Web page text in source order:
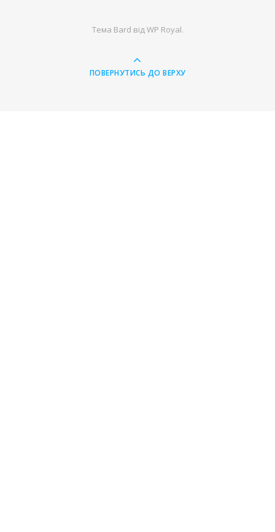
Тема Bard відWP Royal.
ПОВЕРНУТИСЬ ДО ВЕРХУ